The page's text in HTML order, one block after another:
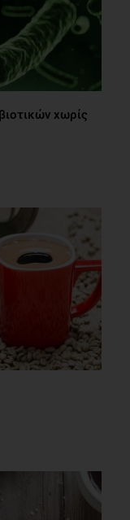
χωρίς